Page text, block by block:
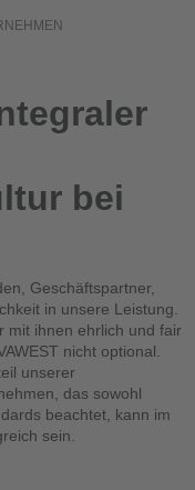
bei
Geschäftspartner,
in unsere Leistung.
mit ihnen ehrlich und fair
nicht optional.
unserer
das sowohl
beachtet, kann im
sein.